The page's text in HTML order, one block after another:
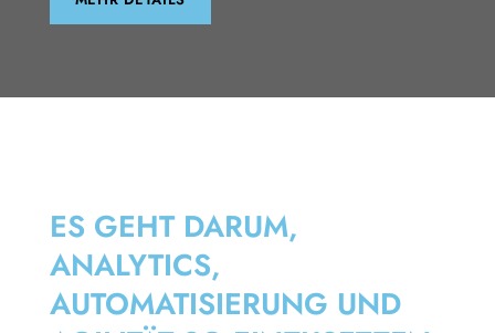
ES GEHT DARUM,
ANALYTICS,
AUTOMATISIERUNG UND